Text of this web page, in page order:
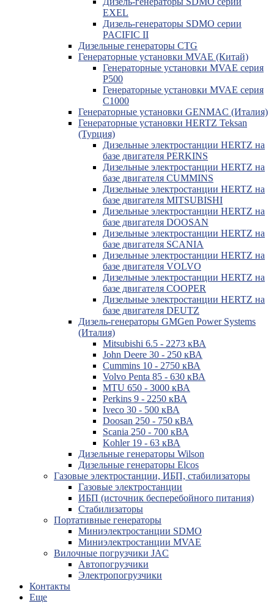
EXEL
Дизель-генераторы SDMO серии
PACIFIC II
Дизельные генераторы CTG
Генераторные установки MVAE (Китай)
Генераторные установки MVAE серия
P500
Генераторные установки MVAE серия
C1000
Генераторные установки GENMAC (Италия)
Генераторные установки HERTZ Teksan
(Турция)
Дизельные электростанции HERTZ на
базе двигателя PERKINS
Дизельные электростанции HERTZ на
базе двигателя CUMMINS
Дизельные электростанции HERTZ на
базе двигателя MITSUBISHI
Дизельные электростанции HERTZ на
базе двигателя DOOSAN
Дизельные электростанции HERTZ на
базе двигателя SCANIA
Дизельные электростанции HERTZ на
базе двигателя VOLVO
Дизельные электростанции HERTZ на
базе двигателя COOPER
Дизельные электростанции HERTZ на
базе двигателя DEUTZ
Дизель-генераторы GMGen Power Systems
(Италия)
Mitsubishi 6.5 - 2273 кВА
John Deere 30 - 250 кВА
Cummins 10 - 2750 кВА
Volvo Penta 85 - 630 кВА
MTU 650 - 3000 кВА
Perkins 9 - 2250 кВА
Iveco 30 - 500 кВА
Doosan 250 - 750 кВА
Scania 250 - 700 кВА
Kohler 19 - 63 кВА
Дизельные генераторы Wilson
Дизельные генераторы Elcos
Газовые электростанции, ИБП, стабилизаторы
Газовые электростанции
ИБП (источник бесперебойного питания)
Стабилизаторы
Портативные генераторы
Миниэлектростанции SDMO
Миниэлектростанции MVAE
Вилочные погрузчики JAC
Авто­погрузчики
Электро­погрузчики
Контакты
Еще